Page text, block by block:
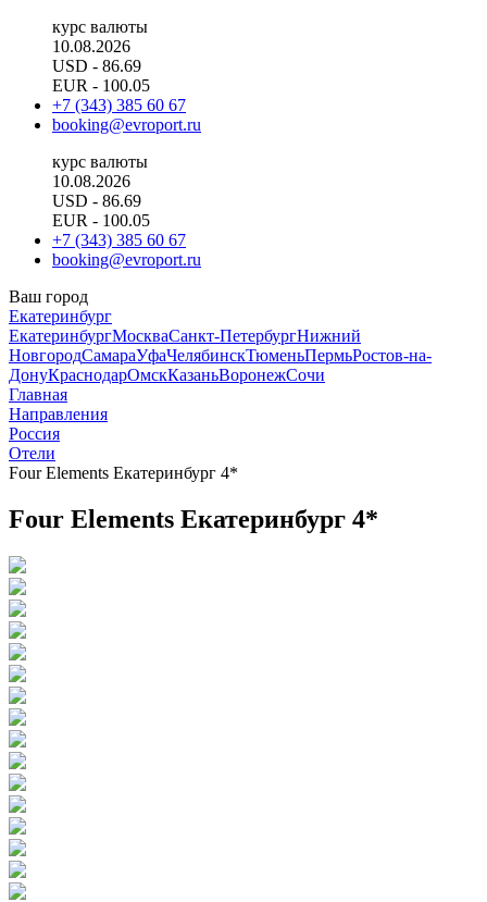
курс валюты
10.08.2026
USD - 86.69
EUR - 100.05
+7 (343) 385 60 67
booking@evroport.ru
курс валюты
10.08.2026
USD - 86.69
EUR - 100.05
+7 (343) 385 60 67
booking@evroport.ru
Ваш город
Екатеринбург
ЕкатеринбургМоскваСанкт-ПетербургНижний
НовгородСамараУфаЧелябинскТюменьПермьРостов-на-
ДонуКраснодарОмскКазаньВоронежСочи
Главная
Направления
Россия
Отели
Four Elements Екатеринбург 4*
Four Elements Екатеринбург 4*